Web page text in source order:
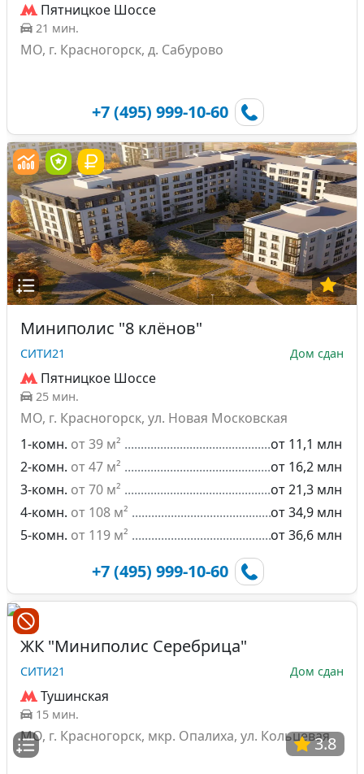
Пятницкое Шоссе
21 мин.
МО, г. Красногорск, д. Сабурово
+7 (495) 999-10-60
Миниполис "8 клёнов"
СИТИ21 Дом сдан
Пятницкое Шоссе
25 мин.
МО, г. Красногорск, ул. Новая Московская
1-комн. от 39 м²
от 11,1 млн
2-комн. от 47 м²
от 16,2 млн
3-комн. от 70 м²
от 21,3 млн
4-комн. от 108 м²
от 34,9 млн
5-комн. от 119 м² от 36,6 млн
+7 (495) 999-10-60
3.8
ЖК "Миниполис Серебрица"
СИТИ21 Дом сдан
Тушинская
15 мин.
МО, г. Красногорск, мкр. Опалиха, ул. Кольцевая